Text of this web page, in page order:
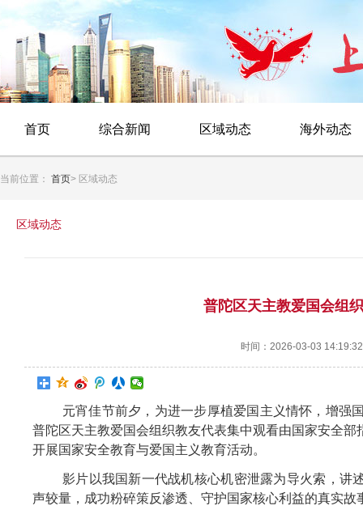
首页 综合新闻 区域动态 海外动态
当前位置： 首页> 区域动态
区域动态
普陀区天主教爱国会组
时间：2026-03-03
元宵佳节前夕，为进一步厚植爱国主义情怀，增强
普陀区天主教爱国会组织教友代表集中观看由国家安全
开展国家安全教育与爱国主义教育活动。
影片以我国新一代战机核心机密泄露为导火索，讲
声较量，成功粉碎策反渗透、守护国家核心利益的真实